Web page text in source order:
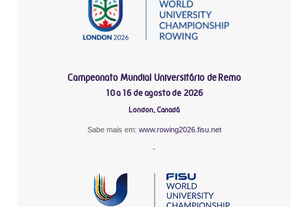
Campeonato Mundial Universitário de Remo
10 a 16 de agosto de 2026
London, Canadá
Sabe mais em: www.rowing2026.fisu.net
-